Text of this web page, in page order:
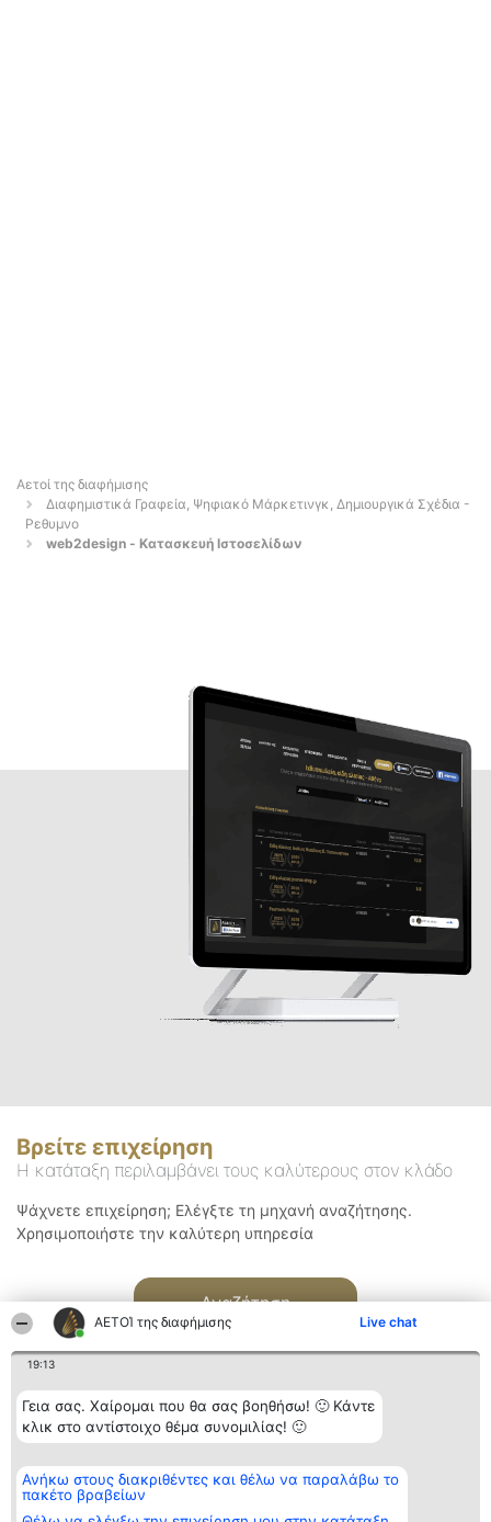
ΑΕΤΟΊ της διαφήμισης Live chat
19:13
Γεια σας. Χαίρομαι που θα σας βοηθήσω! 🙂 Κάντε
κλικ στο αντίστοιχο θέμα συνομιλίας! 🙂
Ανήκω στους διακριθέντες και θέλω να παραλάβω το
πακέτο βραβείων
Αετοί της διαφήμισης
Διαφημιστικά Γραφεία, Ψηφιακό Μάρκετινγκ, Δημιουργικά Σχέδια -
Ρεθυμνο
web2design - Κατασκευή Ιστοσελίδων
Βρείτε επιχείρηση
Η κατάταξη περιλαμβάνει τους καλύτερους στον κλάδο
Ψάχνετε επιχείρηση; Ελέγξτε τη μηχανή αναζήτησης.
Χρησιμοποιήστε την καλύτερη υπηρεσία
Αναζήτηση
Διοργανωτής της
κατάταξης
BEAUTIFUL COMPANY
Κατάταξη
Διακριθέντες
των
Επικοινωνία
Επικοινωνία